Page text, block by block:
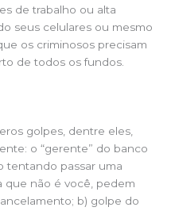
de trabalho ou alta
seus celulares ou mesmo
os criminosos precisam
de todos os fundos.
golpes, dentre eles,
o “gerente” do banco
tentando passar uma
que não é você, pedem
b) golpe do